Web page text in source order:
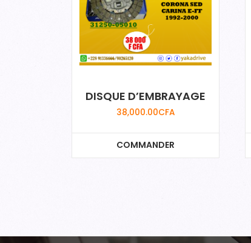
DISQUE D’EMBRAYAGE
38,000.00CFA
COMMANDER